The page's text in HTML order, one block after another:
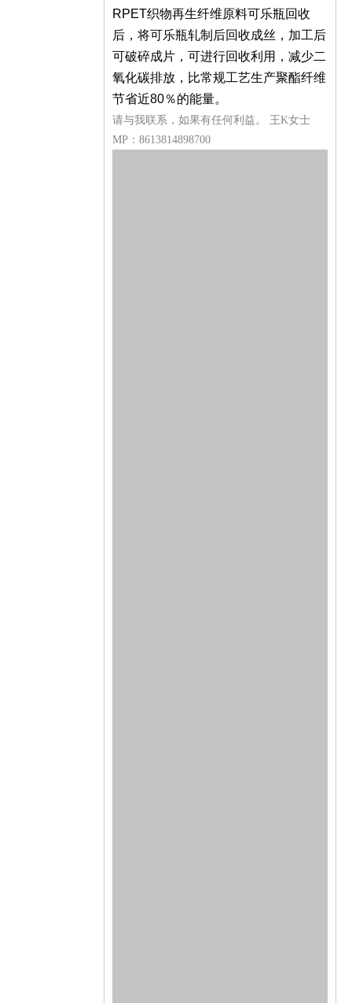
RPET织物再生纤维原料可乐瓶回收
后，将可乐瓶轧制后回收成丝，加工后
可破碎成片，可进行回收利用，减少二
氧化碳排放，比常规工艺生产聚酯纤维
节省近80％的能量。
请与我联系，如果有任何利益。 王K女士
MP：8613814898700